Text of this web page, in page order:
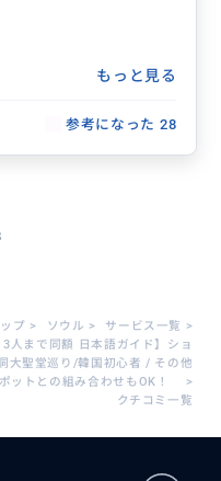
もっと見る
参考になった 28
プ > ソウル > サービス一覧 >
人まで同額 日本語ガイド】ショ
大聖堂巡り/韓国初心者 / その他
ットとの組み合わせもOK！ >
クチコミ一覧